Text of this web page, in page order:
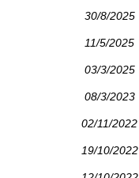
30/8/2025
11/5/2025
03/3/2025
08/3/2023
02/11/2022
19/10/2022